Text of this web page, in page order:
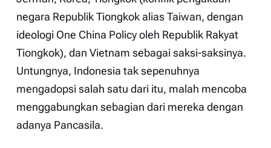
negara Republik Tiongkok alias Taiwan, dengan
ideologi One China Policyoleh Republik Rakyat
Tiongkok), dan Vietnam sebagai saksi-saksinya.
Untungnya, Indonesia tak sepenuhnya
mengadopsi salah satu dari itu, malah mencoba
menggabungkan sebagian dari mereka dengan
adanya Pancasila.